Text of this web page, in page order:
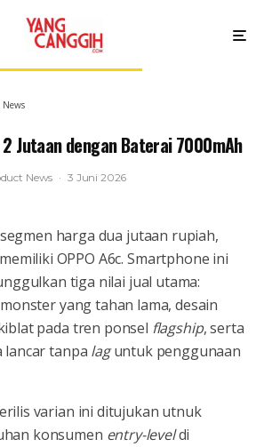
News
2 Jutaan dengan Baterai 7000mAh
News · 3 Juni 2026
harga dua jutaan rupiah,
OPPO A6c. Smartphone ini
tiga nilai jual utama:
yang tahan lama, desain
pada tren ponsel flagship, serta
tanpa laguntuk penggunaan
varian ini ditujukan utnuk
konsumen entry-leveldi